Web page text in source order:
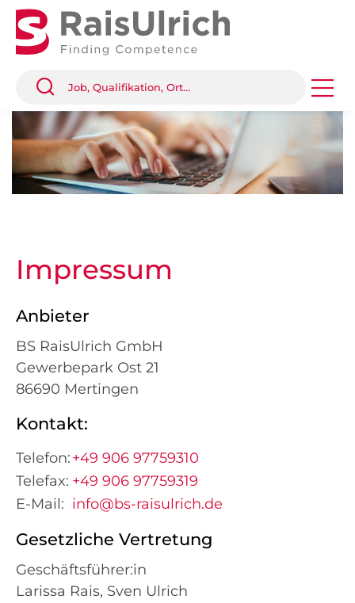
Impressum
Anbieter
BS RaisUlrich GmbH
Gewerbepark Ost 21
86690 Mertingen
Kontakt:
Telefon:+49 906 97759310
Telefax: +49 906 97759319
E-Mail: info@bs-raisulrich.de
Gesetzliche Vertretung
Geschäftsführer:in
Larissa Rais, Sven Ulrich